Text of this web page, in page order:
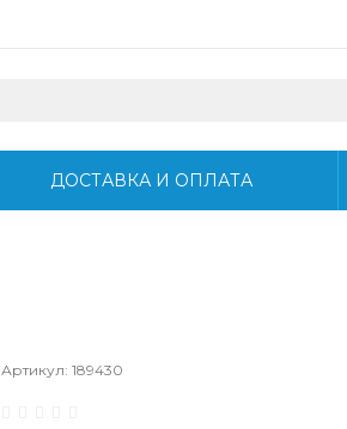
ДОСТАВКА И ОПЛАТА
Артикул: 189430